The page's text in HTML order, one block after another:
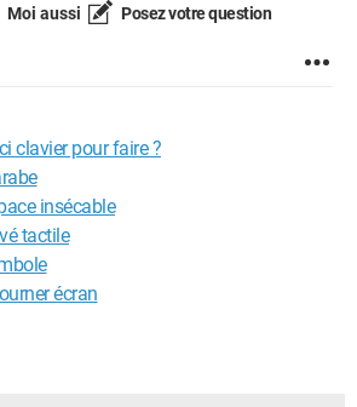
Moi aussi Posez votre question
clavier pour faire ?
insécable
tactile
écran